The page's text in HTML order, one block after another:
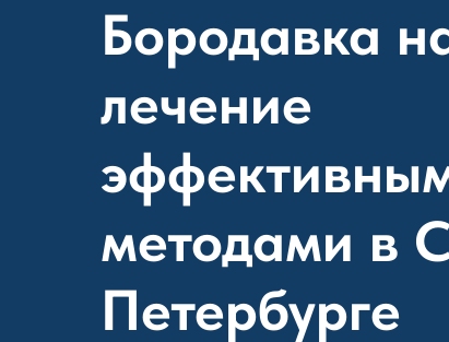
Бородавка
лечение
методами в
Петербурге